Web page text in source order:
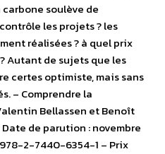
soulève de
les projets ? les
réalisées ? à quel prix
Autant de sujets que les
certes optimiste, mais sans
– Comprendre la
Bellassen et Benoît
de parution : novembre
978-2-7440-6354-1 – Prix